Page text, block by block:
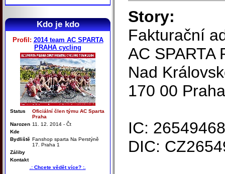
Kdo je kdo
Profil: 2014 team AC SPARTA
PRAHA cycling
Status
Oficiální člen týmu AC Sparta
Praha
Narozen 11. 12. 2014 - Čt
Kde
Bydliště Fanshop sparta Na Perstýně
17. Praha 1
Záliby
Kontakt
.: Chcete vědět více? :.
Story:
Fakturační
AC SPARTA
Nad
170 00
IC: 26549468
DIC: